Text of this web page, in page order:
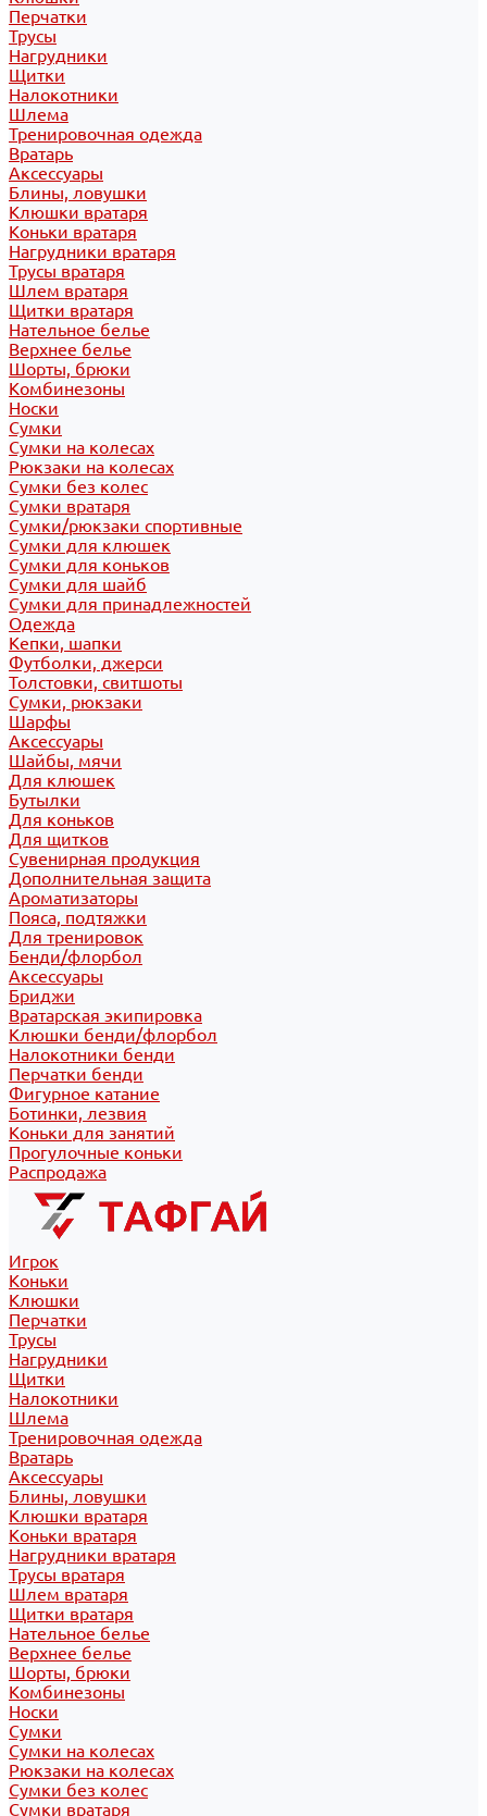
Перчатки
Трусы
Нагрудники
Щитки
Налокотники
Шлема
Тренировочная одежда
Вратарь
Аксессуары
Блины, ловушки
Клюшки вратаря
Коньки вратаря
Нагрудники вратаря
Трусы вратаря
Шлем вратаря
Щитки вратаря
Нательное белье
Верхнее белье
Шорты, брюки
Комбинезоны
Носки
Сумки
Сумки на колесах
Рюкзаки на колесах
Сумки без колес
Сумки вратаря
Сумки/рюкзаки спортивные
Сумки для клюшек
Сумки для коньков
Сумки для шайб
Сумки для принадлежностей
Одежда
Кепки, шапки
Футболки, джерси
Толстовки, свитшоты
Сумки, рюкзаки
Шарфы
Аксессуары
Шайбы, мячи
Для клюшек
Бутылки
Для коньков
Для щитков
Сувенирная продукция
Дополнительная защита
Ароматизаторы
Пояса, подтяжки
Для тренировок
Бенди/флорбол
Аксессуары
Бриджи
Вратарская экипировка
Клюшки бенди/флорбол
Налокотники бенди
Перчатки бенди
Фигурное катание
Ботинки, лезвия
Коньки для занятий
Прогулочные коньки
Распродажа
Игрок
Коньки
Клюшки
Перчатки
Трусы
Нагрудники
Щитки
Налокотники
Шлема
Тренировочная одежда
Вратарь
Аксессуары
Блины, ловушки
Клюшки вратаря
Коньки вратаря
Нагрудники вратаря
Трусы вратаря
Шлем вратаря
Щитки вратаря
Нательное белье
Верхнее белье
Шорты, брюки
Комбинезоны
Носки
Сумки
Сумки на колесах
Рюкзаки на колесах
Сумки без колес
Сумки вратаря